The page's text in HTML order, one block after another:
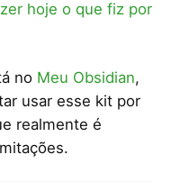
hoje o que fiz por
no Meu Obsidian,
usar esse kit por
realmente é